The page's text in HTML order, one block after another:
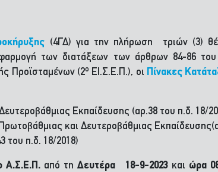
(4ΓΔ) για την πλήρωση τριών (3)
των διατάξεων των άρθρων 84-86
Προϊσταμένων (2ο ΕΙ.Σ.Ε.Π.), οι Πίνακες
Εκπαίδευσης (αρ.38 του π.δ. 18/
και Δευτεροβάθμιας
του π.δ. 18/2018)
Α.Σ.Ε.Π.από τη Δευτέρα 18-9-2023 και ώρα